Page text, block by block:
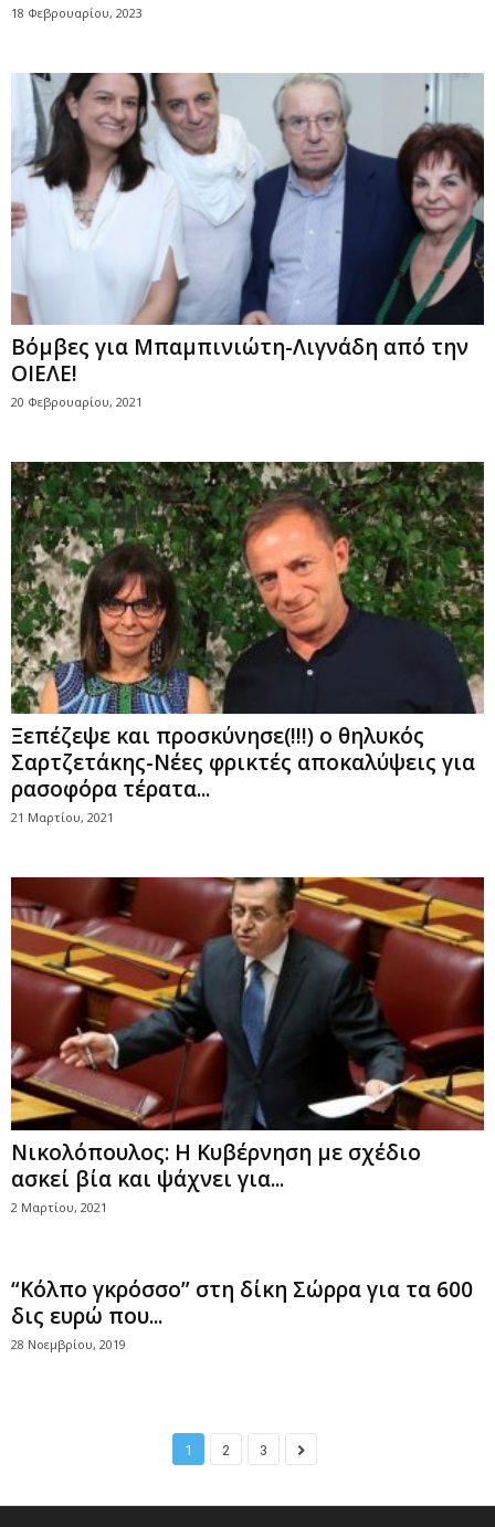
18 Φεβρουαρίου, 2023
Βόμβες για Μπαμπινιώτη-Λιγνάδη από την
ΟΙΕΛΕ!
20 Φεβρουαρίου, 2021
Ξεπέζεψε και προσκύνησε(!!!) ο θηλυκός
Σαρτζετάκης-Νέες φρικτές αποκαλύψεις για
ρασοφόρα τέρατα...
21 Μαρτίου, 2021
Νικολόπουλος: Η Κυβέρνηση με σχέδιο
ασκεί βία και ψάχνει για...
2 Μαρτίου, 2021
“Κόλπο γκρόσσο” στη δίκη Σώρρα για τα 600
δις ευρώ που...
28 Νοεμβρίου, 2019
1 2 3